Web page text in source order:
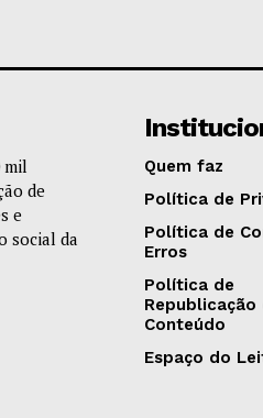
mil
de
e
social da
Quem faz
Política de
Política de
Erros
Política de
Republicação
Conteúdo
Espaço do